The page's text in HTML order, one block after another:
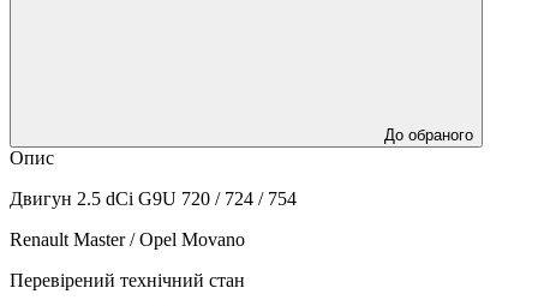
До обраного
Опис
Двигун 2.5 dCi G9U 720 / 724 / 754
Renault Master / Opel Movano
Перевірений технічний стан